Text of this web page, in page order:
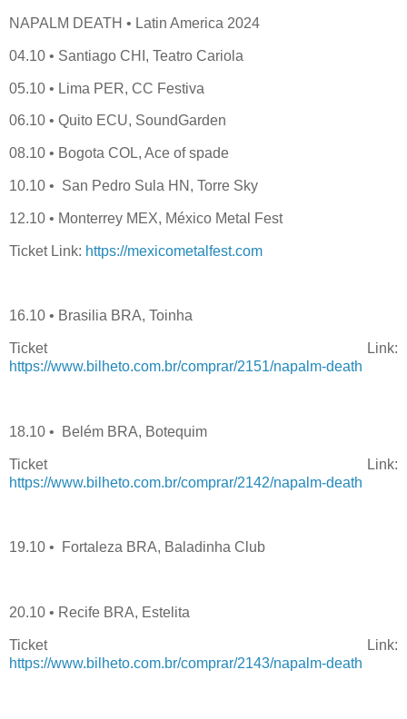
NAPALM DEATH • Latin America 2024
04.10 • Santiago CHI, Teatro Cariola
05.10 • Lima PER, CC Festiva
06.10 • Quito ECU, SoundGarden
08.10 • Bogota COL, Ace of spade
10.10 • San Pedro Sula HN, Torre Sky
12.10 • Monterrey MEX, México Metal Fest
Ticket Link: https://mexicometalfest.com
16.10 • Brasilia BRA, Toinha
Ticket Link:
https://www.bilheto.com.br/comprar/2151/napalm-death
18.10 • Belém BRA, Botequim
Ticket Link:
https://www.bilheto.com.br/comprar/2142/napalm-death
19.10 • Fortaleza BRA, Baladinha Club
20.10 • Recife BRA, Estelita
Ticket Link:
https://www.bilheto.com.br/comprar/2143/napalm-death